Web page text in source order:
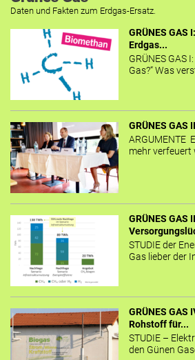
Daten und Fakten zum Erdgas-Ersatz.
GRÜNES GAS
Erdgas...
GRÜNES GAS
Gas?“ Was
GRÜNES GAS
ARGUMENTE
mehr verfeuert
GRÜNES GAS
STUDIE der
Gas lieber der
GRÜNES GAS
Rohstoff für...
STUDIE –
den Günen